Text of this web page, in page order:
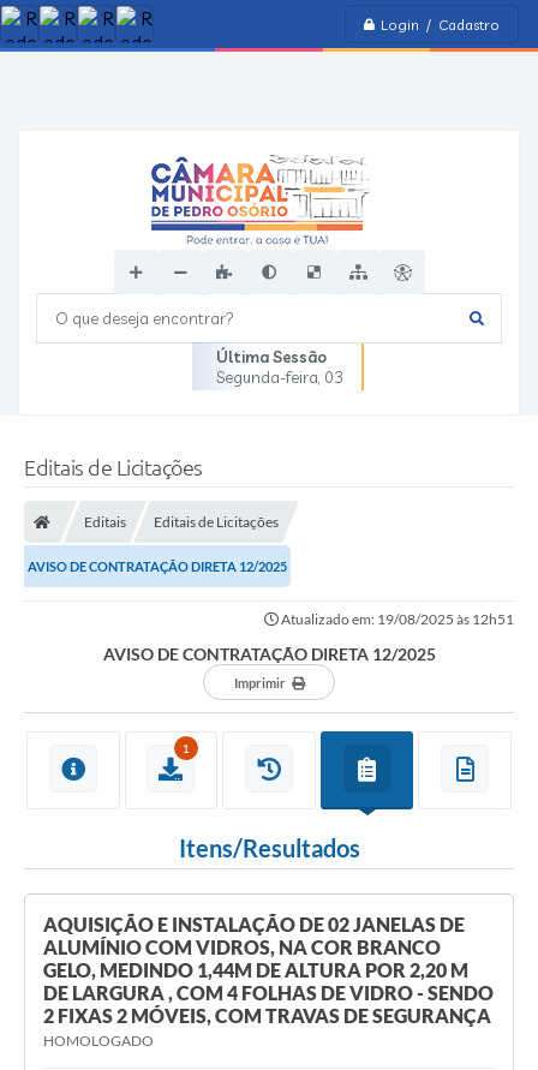
Login / Cadastro
O que deseja encontrar?
Última Sessão
Segunda-feira 03
Editais de Licitações
Editais Editais de Licitações
AVISO DE CONTRATAÇÃO DIRETA 12/2025
Atualizado em: 19/08/2025 às 12h51
AVISO DE CONTRATAÇÃO DIRETA 12/2025
Imprimir
1
Itens/Resultados
AQUISIÇÃO E INSTALAÇÃO DE 02 JANELAS DE
ALUMÍNIO COM VIDROS, NA COR BRANCO
GELO, MEDINDO 1,44M DE ALTURA POR 2,20 M
DE LARGURA , COM 4 FOLHAS DE VIDRO - SENDO
2 FIXAS 2 MÓVEIS, COM TRAVAS DE SEGURANÇA
HOMOLOGADO